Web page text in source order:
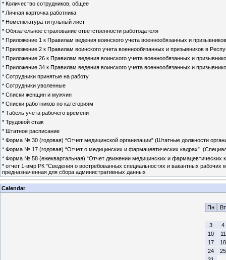
* Количество сотрудников, общее
* Личная карточка работника
* Номенклатура титульный лист
* Обязательное страхование ответственности работодателя
* Приложение 1 к Правилам ведения воинского учета военнообязанных и
* Приложение 2 к Правилам воинского учета военнообязанных и призывников в
* Приложение 26 к Правилам ведения воинского учета военнообязанных и
* Приложение 34 к Правилам ведения воинского учета военнообязанных и
* Сотрудники принятые на работу
* Сотрудники уволенные
* Списки женщин и мужчин
* Списки работников по категориям
* Табель учета рабочего времени
* Трудовой стаж
* Штатное расписание
* Форма № 30 (годовая) “Отчет медицинской организации” (Штатные должности
* Форма № 17 (годовая) “Отчет о медицинских и фармацевтических кадрах”
* Форма № 58 (ежеквартальная) “Отчет движении медицинских и фармацевтических
* отчет 1-вмр РК "Сведения о востребованных специальностях и вакантных
предназначенная для сбора административных данных
Calendar
Пн
Вт
3
4
10
11
17
18
24
25